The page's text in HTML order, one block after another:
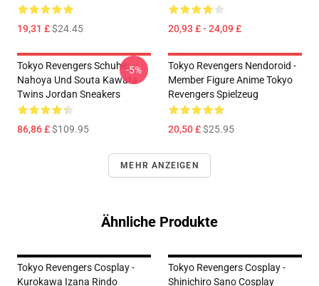
19,31 £$24.45 20,93 £ - 24,09 £
Tokyo Revengers Schuhe:
Nahoya Und Souta Kawata
Twins Jordan Sneakers
86,86 £$109.95
-5%
Tokyo Revengers Nendoroid -
Member Figure Anime Tokyo
Revengers Spielzeug
20,50 £$25.95
MEHR ANZEIGEN
Ähnliche Produkte
Tokyo Revengers Cosplay -
Kurokawa Izana Rindo
Tokyo Revengers Cosplay -
Shinichiro Sano Cosplay